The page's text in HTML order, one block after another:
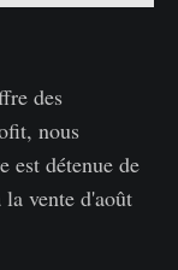
des
nous
est détenue de
vente d'août